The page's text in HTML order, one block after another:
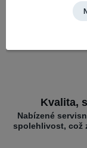
Kvalita,
Nabízené
spolehlivost, což